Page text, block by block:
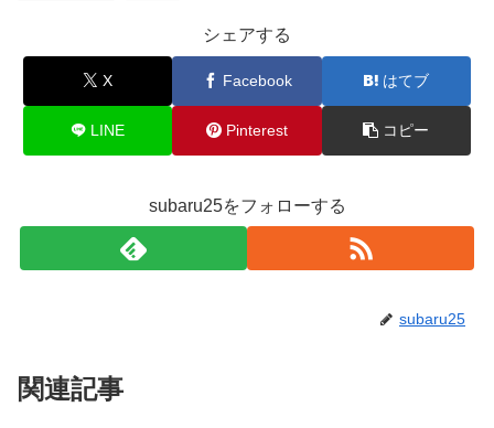
シェアする
X Facebook はてブ
LINE Pinterest コピー
subaru25をフォローする
subaru25
関連記事